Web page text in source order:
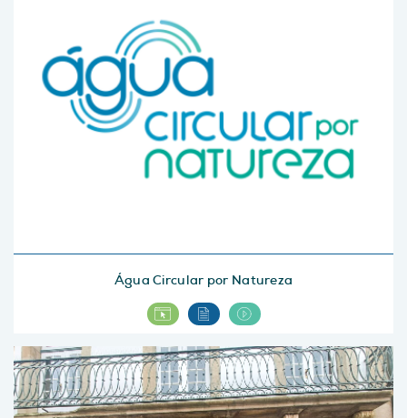
Água Circular por Natureza